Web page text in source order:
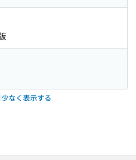
少なく表示する